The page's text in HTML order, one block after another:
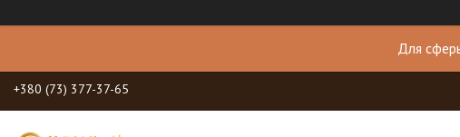
Для
+380 (73) 377-37-65